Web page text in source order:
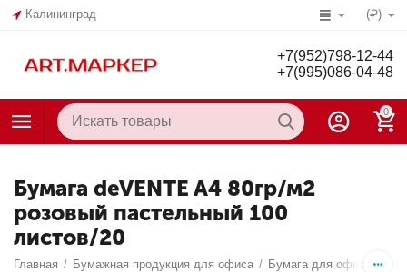
Калининград (₽)
+7(952)798-12-44
+7(995)086-04-48
0
Бумага deVENTE A4 80гр/м2
розовый пастельный 100
листов/20
Главная / Бумажная продукция для офиса / Бумага для офисной